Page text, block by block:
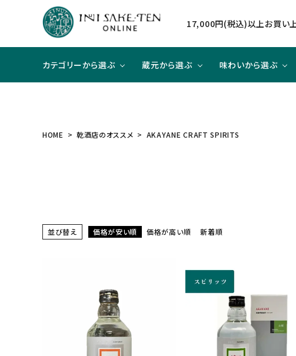
17,000円(税込)以上お買い
カテゴリーから選ぶ 蔵元から選ぶ 味わいから選ぶ
HOME
乾酒店のオススメ AKAYANE CRAFT SPIRITS
並び替え 価格が安い順 価格が高い順 新着順